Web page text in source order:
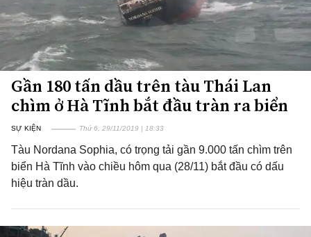
Gần 180 tấn dầu trên tàu Thái Lan
chìm ở Hà Tĩnh bắt đầu tràn ra biển
SỰ KIỆN Thứ 6, 29/11/2019 | 18:33
Tàu Nordana Sophia, có trọng tải gần 9.000 tấn chìm trên
biển Hà Tĩnh vào chiều hôm qua (28/11) bắt đầu có dấu
hiệu tràn dầu.